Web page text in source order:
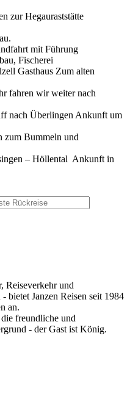
zur Hegauraststätte
mit Führung
Fischerei
Gasthaus Zum alten
fahren wir weiter nach
nach Überlingen Ankunft um
zum Bummeln und
– Höllental Ankunft in
Reiseverkehr und
bietet Janzen Reisen seit 1984
an.
freundliche und
- der Gast ist König.